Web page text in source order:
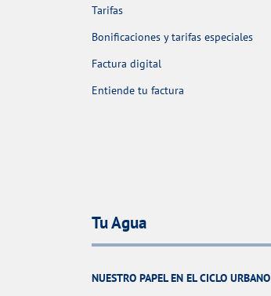
Tarifas
Bonificaciones y tarifas especiales
Factura digital
Entiende tu factura
Tu Agua
NUESTRO PAPEL EN EL CICLO URBANO